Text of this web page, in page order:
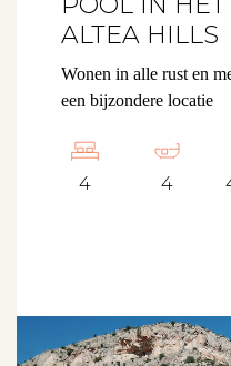
ALTEA HILLS
Wonen in alle rust en
een bijzondere locatie
4 4